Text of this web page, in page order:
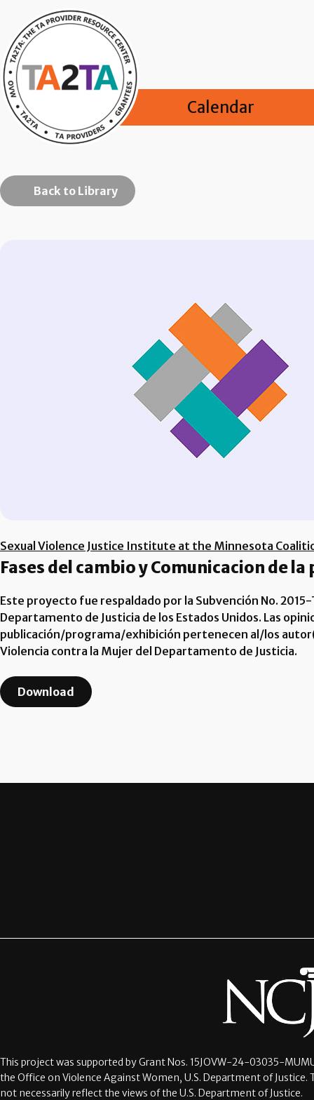
Calendar
Back to Library
Sexual Violence Justice Institute at the Minnesota
Fases del cambio y Comunicacion de
Este proyecto fue respaldado por la Subvención No.
Departamento de Justicia de los Estados Unidos. Las
publicación/programa/exhibición pertenecen al/los
Violencia contra la Mujer del Departamento de Justicia.
Download
This project was supported by Grant Nos. 15JOVW-24-03035-
the Office on Violence Against Women, U.S. Department of
not necessarily reflect the views of the U.S. Department of Justice.